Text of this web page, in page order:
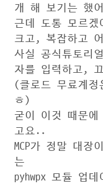
개 해 보기는 했
근데 도통 모르겠
크고, 복잡하고
사실 공식튜토리
자를 입력하고,
(클로드 무료계
ㅎ)
굳이 이것 때문
고요..
MCP가 정말 대장
는
pyhwpx 모듈 업